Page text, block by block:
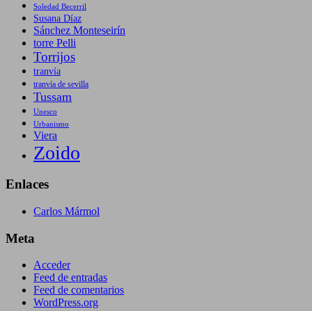
Soledad Becerril
Susana Díaz
Sánchez Monteseirín
torre Pelli
Torrijos
tranvía
tranvía de sevilla
Tussam
Unesco
Urbanismo
Viera
Zoido
Enlaces
Carlos Mármol
Meta
Acceder
Feed de entradas
Feed de comentarios
WordPress.org